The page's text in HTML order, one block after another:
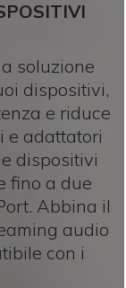
soluzione
dispositivi,
e riduce
e adattatori
dispositivi
fino a due
Abbina il
audio
con i